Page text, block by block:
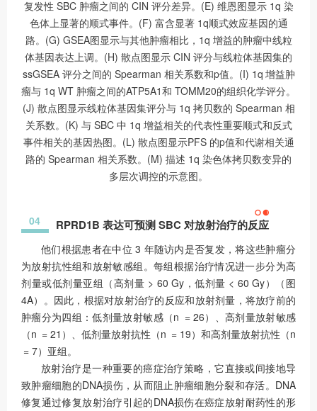
复发性 SBC 肿瘤之间的 CIN 评分差异。(E) 维恩图显示 1q 染
色体上显著的顺式事件。(F) 富含显著 1q顺式效应基因的通
路。(G) GSEA图显示与其他肿瘤相比，1q 增益的肿瘤中线粒
体基因表达上调。(H) 散点图显示 CIN 评分与线粒体基因集的
ssGSEA 评分之间的 Spearman 相关系数和p值。(I) 1q 增益肿
瘤与 1q WT 肿瘤之间的ATP5A1和 TOMM20的组织化学评分。
(J) 散点图显示线粒体基因集评分与 1q 拷贝数的 Spearman 相
关系数。(K) 与 SBC 中 1q 增益相关的代表性重要顺式和反式
事件相关的基因热图。(L) 散点图显示PFS 的p值和代谢相关通
路的 Spearman 相关系数。(M) 描述 1q 染色体拷贝数变异的
多层次调控的示意图。
04 RPRD1B 表达可预测 SBC 对放射治疗的反应
他们根据患者在中位 3 年随访内是否复发，将这些肿瘤分
为放射抗性组和放射敏感组。每组根据治疗情况进一步分为高
剂量或低剂量亚组（高剂量 > 60 Gy，低剂量 < 60 Gy）（图
4A）。因此，根据对放射治疗的反应和放射剂量，将放疗前的
肿瘤分为四组：低剂量放射敏感（n = 26）、高剂量放射敏感
（n = 21）、低剂量放射抗性（n = 19）和高剂量放射抗性（n
= 7）亚组。
放射治疗是一种重要的癌症治疗策略，它直接或间接地导
致肿瘤细胞的DNA损伤，从而阻止肿瘤细胞分裂和存活。DNA
修复通过修复放射治疗引起的DNA损伤在癌症放射耐药性的形